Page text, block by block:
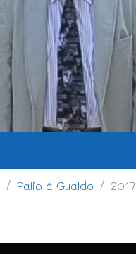
Palio à Gualdo 2017